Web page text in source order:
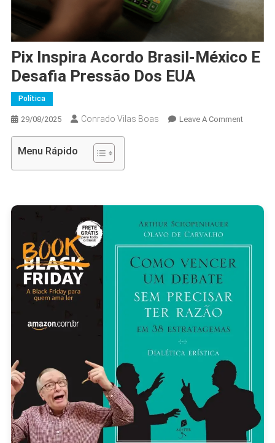
Pix Inspira Acordo Brasil-México E
Desafia Pressão Dos EUA
Política
29/08/2025 Conrado Vilas Boas Leave A CommentOn
Dos
Menu Rápido